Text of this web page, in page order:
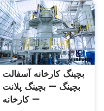
بچینگ کارخانه آسفالت
بچینگ – بچینگ پلانت
– کارخانه